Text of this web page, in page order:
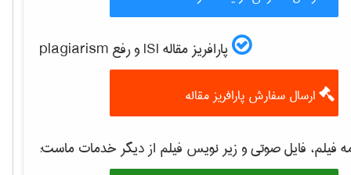
پارافریز مقاله ISI و رفع plagiarism
ارسال سفارش پارافریز مقاله
فیلم، فایل صوتی و زیر نویس فیلم از دیگر خدمات ماست: